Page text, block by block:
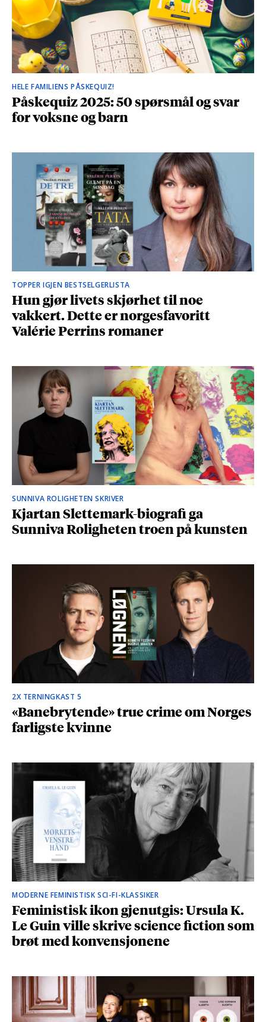
HELE FAMILIENS PÅSKEQUIZ!
Påskequiz 2025: 50 spørsmål og svar
for voksne og barn
TOPPER IGJEN BESTSELGERLISTA
Hun gjør livets skjørhet til noe
vakkert. Dette er norgesfavoritt
Valérie Perrins romaner
SUNNIVA ROLIGHETEN SKRIVER
Kjartan Slettemark-biografi ga
Sunniva Roligheten troen på kunsten
2X TERNINGKAST 5
«Banebrytende» true crime om Norges
farligste kvinne
MODERNE FEMINISTISK SCI-FI-KLASSIKER
Feministisk ikon gjenutgis: Ursula K.
Le Guin ville skrive science fiction som
brøt med konvensjonene